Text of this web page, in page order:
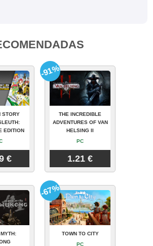
STORY
EDITION
€
THE INCREDIBLE
ADVENTURES OF VAN
HELSING II
PC
1.21 €
-91%
TOWN TO CITY
PC
-67%